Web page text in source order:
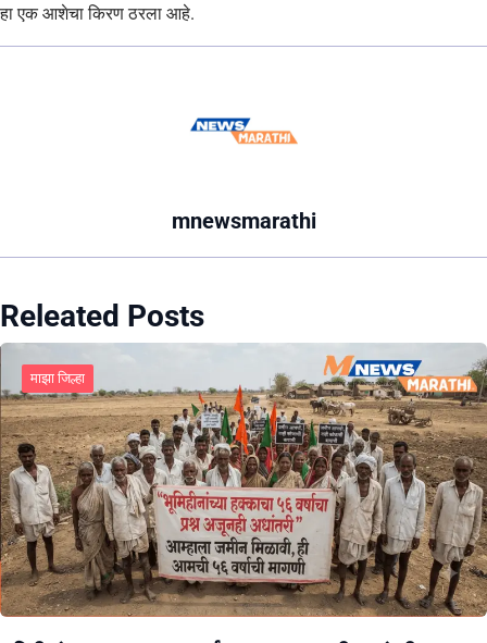
हा एक आशेचा किरण ठरला आहे.
mnewsmarathi
Releated Posts
माझा जिल्हा